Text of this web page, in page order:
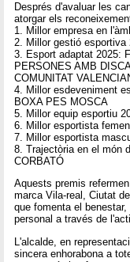
Després d'avaluar les
atorgar els
1. Millor empresa en
2. Millor gestió esportiva
3. Esport adaptat 2025:
PERSONES AMB
COMUNITAT
4. Millor esdeveniment
BOXA PES MOSCA
5. Millor equip esportiu
6. Millor esportista
7. Millor esportista
8. Trajectòria en el món
CORBATÓ
Aquests premis
marca Vila-real, Ciutat
que fomenta el
personal a través de
L'alcalde, en
sincera enhorabona a